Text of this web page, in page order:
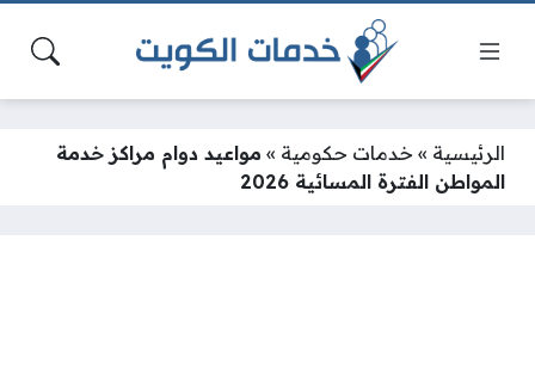
الرئيسية » خدمات حكومية » مواعيد دوام مراكز خدمة
المواطن الفترة المسائية 2026